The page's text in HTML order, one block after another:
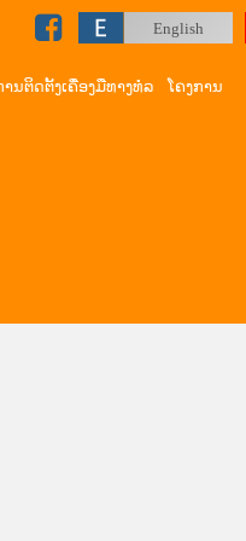
English
ານຕິດຕັ້ງເຄື່ອງມືທາງທໍລ ໂຄງການ